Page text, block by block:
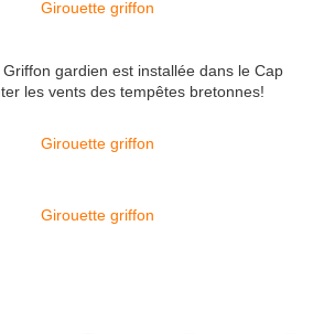
gardien est installée dans le Cap
les vents des tempêtes bretonnes!